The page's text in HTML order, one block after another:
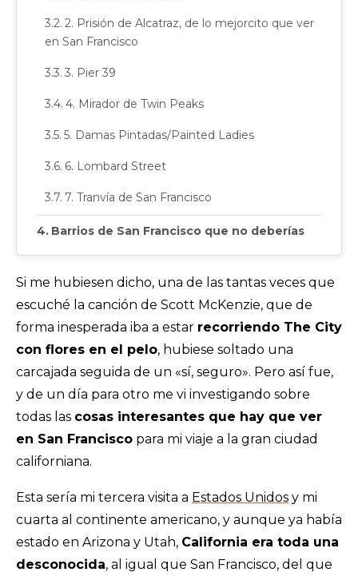
2. Prisión de Alcatraz, de lo mejorcito que ver
en San Francisco
3. Pier 39
4. Mirador de Twin Peaks
5. Damas Pintadas/Painted Ladies
6. Lombard Street
7. Tranvía de San Francisco
Barrios de San Francisco que no deberías
Fishermans Village
Distrito de Mission
Haight-Ashbury
Barrio de Castro
Chinatown – Little Italy – Japantown
Union Square
Distrito financiero
Otros lugares que ver en San Francisco
recomendados
Mission Dolores Park
Si me hubiesen dicho, una de las tantas veces que
escuché la canción de Scott McKenzie, que de
forma inesperada iba a estar recorriendo The City
con flores en el pelo, hubiese soltado una
carcajada seguida de un «sí, seguro». Pero así fue,
y de un día para otro me vi investigando sobre
todas las cosas interesantes que hay que ver
en San Francisco para mi viaje a la gran ciudad
californiana.
Esta sería mi tercera visita a Estados Unidos y mi
cuarta al continente americano, y aunque ya había
estado en Arizona y Utah, California era toda una
desconocida, al igual que San Francisco, del que